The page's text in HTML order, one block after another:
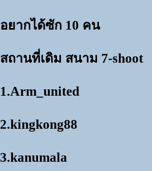
อยากได้ซัก 10 คน
สถานที่เดิม สนาม 7-shoot
1.Arm_united
2.kingkong88
3.kanumala